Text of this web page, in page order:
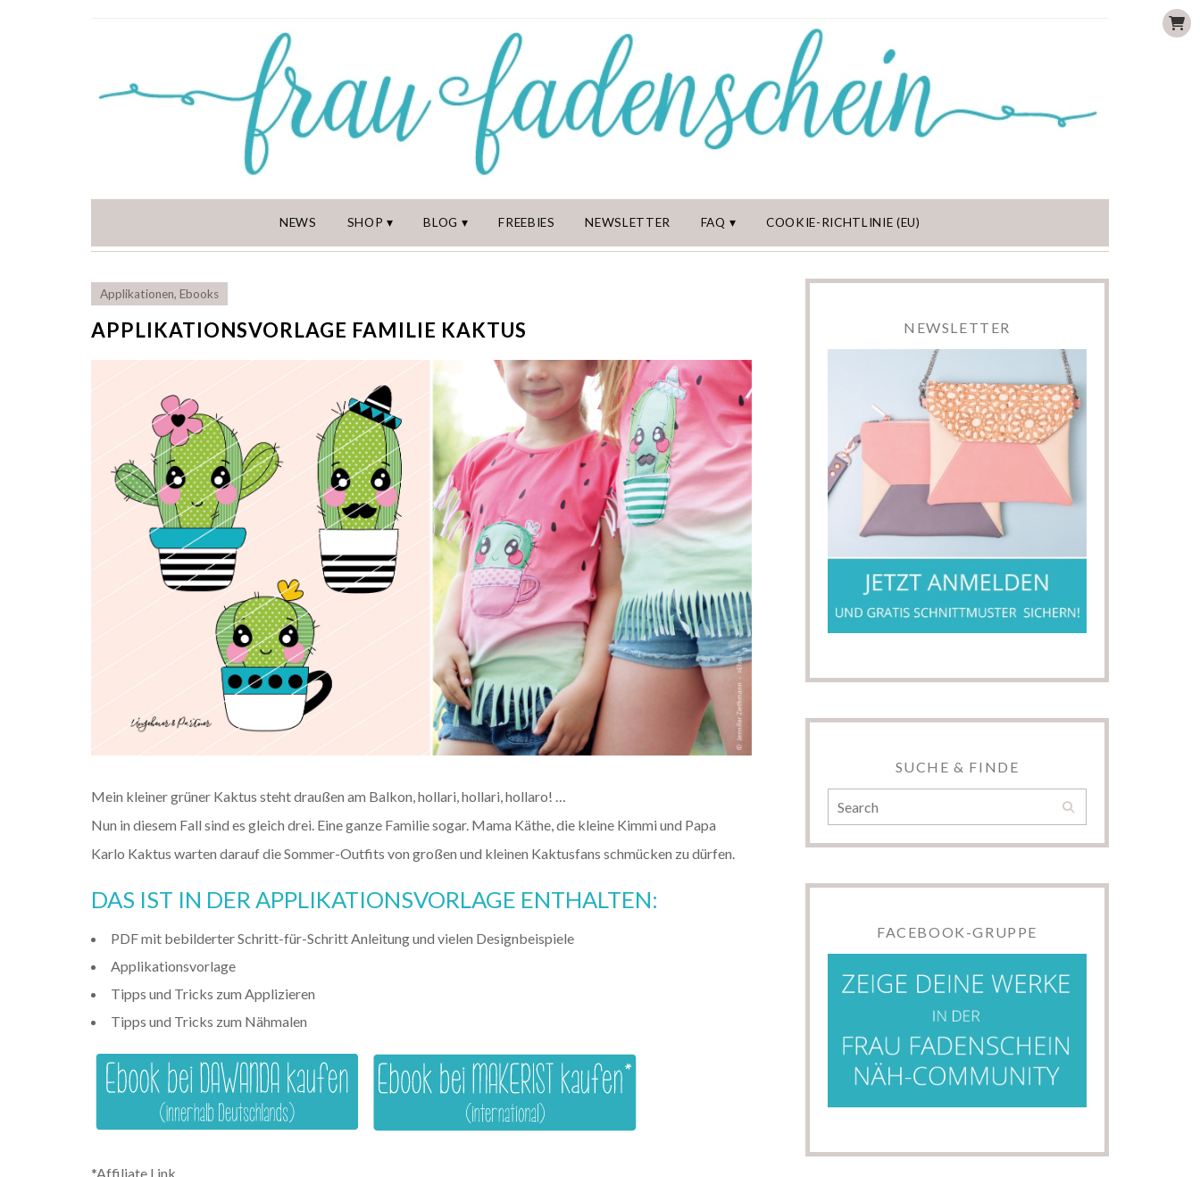
NEWS SHOP BLOG FREEBIES NEWSLETTER FAQ COOKIE-RICHTLINIE (EU)
Applikationen, Ebooks
APPLIKATIONSVORLAGE FAMILIE KAKTUS
Mein kleiner grüner Kaktus steht draußen am Balkon, hollari, hollari, hollaro! …
Nun in diesem Fall sind es gleich drei. Eine ganze Familie sogar. Mama Käthe, die kleine Kimmi und Papa
Karlo Kaktus warten darauf die Sommer-Outfits von großen und kleinen Kaktusfans schmücken zu dürfen.
DAS IST IN DER APPLIKATIONSVORLAGE ENTHALTEN:
PDF mit bebilderter Schritt-für-Schritt Anleitung und vielen Designbeispiele
Applikationsvorlage
Tipps und Tricks zum Applizieren
Tipps und Tricks zum Nähmalen
*Affiliate Link
NEWSLETTER
SUCHE & FINDE
FACEBOOK-GRUPPE